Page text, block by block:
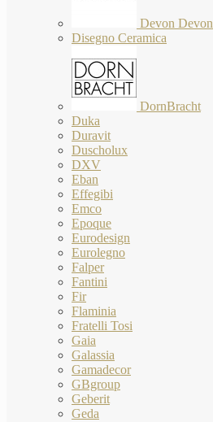
Devon Devon
Disegno Ceramica
DornBracht
Duka
Duravit
Duscholux
DXV
Eban
Effegibi
Emco
Epoque
Eurodesign
Eurolegno
Falper
Fantini
Fir
Flaminia
Fratelli Tosi
Gaia
Galassia
Gamadecor
GBgroup
Geberit
Geda